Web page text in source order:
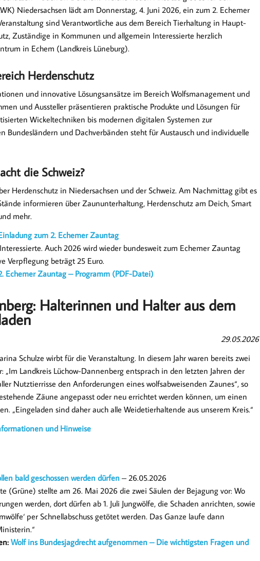
Niedersachsen lädt am Donnerstag, 4. Juni 2026, ein zum 2. Echemer
sind Verantwortliche aus dem Bereich Tierhaltung in Haupt-
Zuständige in Kommunen und allgemein Interessierte herzlich
in Echem (Landkreis Lüneburg).
Herdenschutz
und innovative Lösungsansätze im Bereich Wolfsmanagement und
und Aussteller präsentieren praktische Produkte und Lösungen für
Wickeltechniken bis modernen digitalen Systemen zur
Bundesländern und Dachverbänden steht für Austausch und individuelle
die Schweiz?
Herdenschutz in Niedersachsen und der Schweiz. Am Nachmittag gibt es
informieren über Zaununterhaltung, Herdenschutz am Deich, Smart
mehr.
zum 2. Echemer Zauntag
Auch 2026 wird wieder bundesweit zum Echemer Zauntag
Verpflegung beträgt 25 Euro.
Echemer Zauntag – Programm (PDF-Datei)
Halterinnen und Halter aus dem
29.05.2026
Schulze wirbt für die Veranstaltung. In diesem Jahr waren bereits zwei
„Im Landkreis Lüchow-Dannenberg entsprach in den letzten Jahren der
Nutztierrisse den Anforderungen eines wolfsabweisenden Zaunes“, so
Zäune angepasst oder neu errichtet werden können, um einen
„Eingeladen sind daher auch alle Weidetierhaltende aus unserem Kreis.“
und Hinweise
bald geschossen werden dürfen – 26.05.2026
(Grüne) stellte am 26. Mai 2026 die zwei Säulen der Bejagung vor: Wo
werden, dort dürfen ab 1. Juli Jungwölfe, die Schaden anrichten, sowie
per Schnellabschuss getötet werden. Das Ganze laufe dann
Wolf ins Bundesjagdrecht aufgenommen – Die wichtigsten Fragen und